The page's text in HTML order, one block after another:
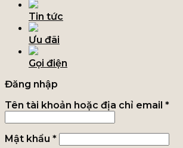
Tin tức
Ưu đãi
Gọi điện
Đăng nhập
Tên tài khoản hoặc địa chỉ email *
Mật khẩu *